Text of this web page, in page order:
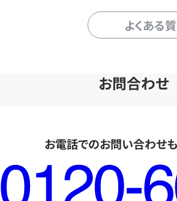
よくある
お問合わせ
お電話でのお問い合わせ
フ
リ